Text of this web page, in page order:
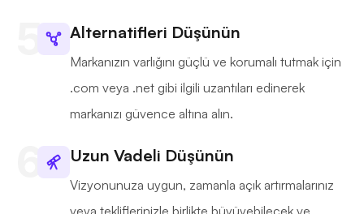
Alternatifleri Düşünün
Markanızın varlığını güçlü ve korumalı tutmak için
.com veya .net gibi ilgili uzantıları edinerek
markanızı güvence altına alın.
Uzun Vadeli Düşünün
Vizyonunuza uygun, zamanla açık artırmalarınız